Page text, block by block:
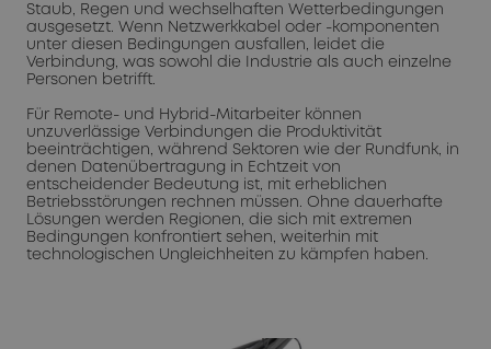
Staub, Regen und wechselhaften Wetterbedingungen
ausgesetzt. Wenn Netzwerkkabel oder -komponenten
unter diesen Bedingungen ausfallen, leidet die
Verbindung, was sowohl die Industrie als auch einzelne
Personen betrifft.
Für Remote- und Hybrid-Mitarbeiter können
unzuverlässige Verbindungen die Produktivität
beeinträchtigen, während Sektoren wie der Rundfunk, in
denen Datenübertragung in Echtzeit von
entscheidender Bedeutung ist, mit erheblichen
Betriebsstörungen rechnen müssen. Ohne dauerhafte
Lösungen werden Regionen, die sich mit extremen
Bedingungen konfrontiert sehen, weiterhin mit
technologischen Ungleichheiten zu kämpfen haben.